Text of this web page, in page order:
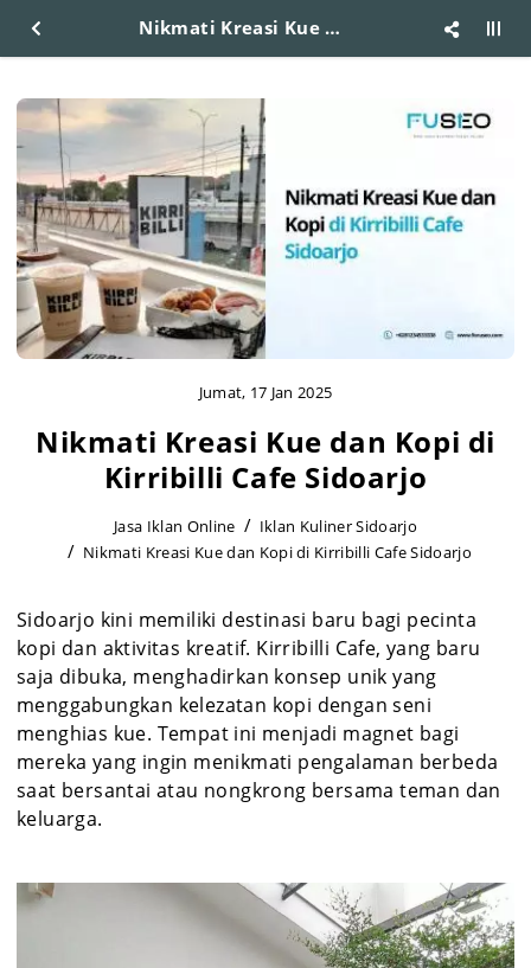
Nikmati Kreasi Kue dan Kopi di Kirribilli Cafe Sidoarjo
Jumat, 17 Jan 2025
Nikmati Kreasi Kue dan Kopi di
Kirribilli Cafe Sidoarjo
Jasa Iklan Online
Iklan Kuliner Sidoarjo
Nikmati Kreasi Kue dan Kopi di Kirribilli Cafe Sidoarjo
Sidoarjo kini memiliki destinasi baru bagi pecinta
kopi dan aktivitas kreatif. Kirribilli Cafe, yang baru
saja dibuka, menghadirkan konsep unik yang
menggabungkan kelezatan kopi dengan seni
menghias kue. Tempat ini menjadi magnet bagi
mereka yang ingin menikmati pengalaman berbeda
saat bersantai atau nongkrong bersama teman dan
keluarga.